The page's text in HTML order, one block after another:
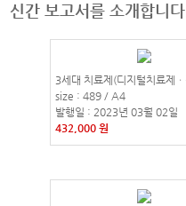
신간 보고서를 소개합니다.
size : 489 / A4
발행일 : 2023년 03월 02일
432,000 원